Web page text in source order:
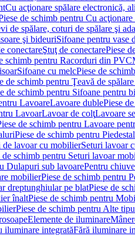
Cu acţionare spălare electronică,
de schimb pentru Cu
de spălare, coturi de spălare şi
şi bideuriSifoane pentru vase
conectareŞtuţ de conectarePiese
schimb pentru Racorduri din PVC
Sifoane cu melcPiese de
de schimb pentru Ţeavă de
de schimb pentru Sifoane pentru
LavoareLavoare dublePiese
LavoarLavoar de colţLavoare
de schimb pentru Lavoare
Piese de schimb pentru
de lavoar cu mobilierSeturi lavoar
de schimb pentru Seturi lavoar
Dulapuri sub lavoarePentru
mobilierPiese de schimb pentru
dreptunghiular pe blatPiese de
înaltPiese de schimb pentru
Piese de schimb pentru Alte
Elemente de iluminare
iluminare integratăFără iluminare